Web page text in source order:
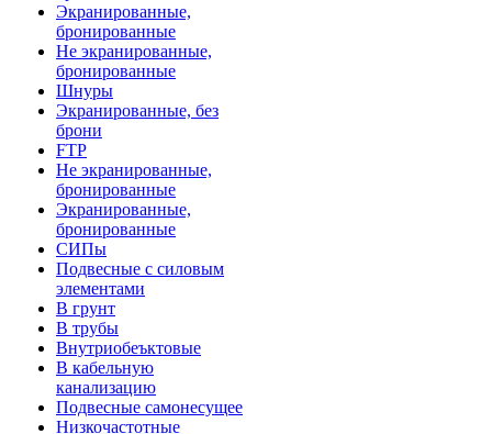
Экранированные,
бронированные
Не экранированные,
бронированные
Шнуры
Экранированные, без
брони
FTP
Не экранированные,
бронированные
Экранированные,
бронированные
СИПы
Подвесные с силовым
элементами
В грунт
В трубы
Внутриобеъктовые
В кабельную
канализацию
Подвесные самонесущее
Низкочастотные